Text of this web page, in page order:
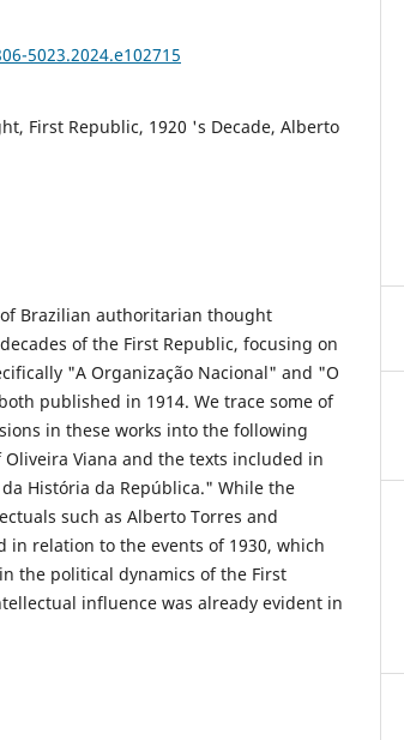
5023.2024.e102715
First Republic, 1920 's Decade, Alberto
Brazilian authoritarian thought
of the First Republic, focusing on
"A Organização Nacional" and "O
published in 1914. We trace some of
in these works into the following
Viana and the texts included in
História da República." While the
such as Alberto Torres and
in relation to the events of 1930, which
the political dynamics of the First
influence was already evident in